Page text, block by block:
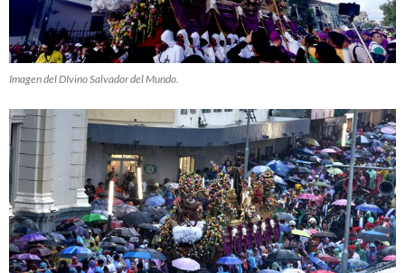
Imagen del DIvino Salvador del Mundo.